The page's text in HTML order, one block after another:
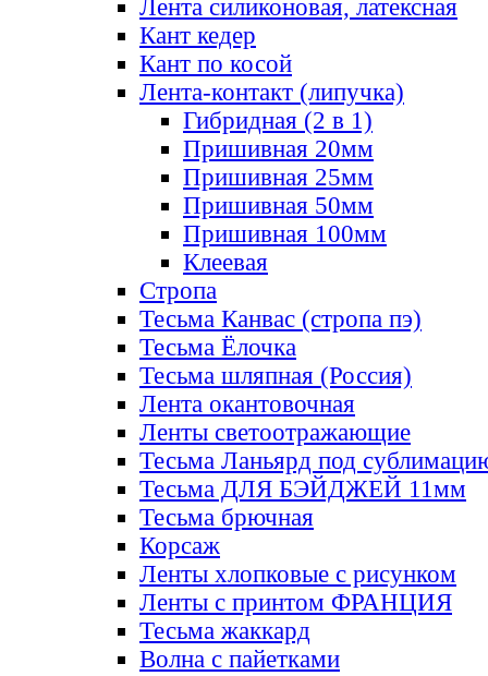
Лента силиконовая, латексная
Кант кедер
Кант по косой
Лента-контакт (липучка)
Гибридная (2 в 1)
Пришивная 20мм
Пришивная 25мм
Пришивная 50мм
Пришивная 100мм
Клеевая
Стропа
Тесьма Канвас (стропа пэ)
Тесьма Ёлочка
Тесьма шляпная (Россия)
Лента окантовочная
Ленты светоотражающие
Тесьма Ланьярд под
Тесьма ДЛЯ БЭЙДЖЕЙ 11мм
Тесьма брючная
Корсаж
Ленты хлопковые с рисунком
Ленты с принтом ФРАНЦИЯ
Тесьма жаккард
Волна с пайетками